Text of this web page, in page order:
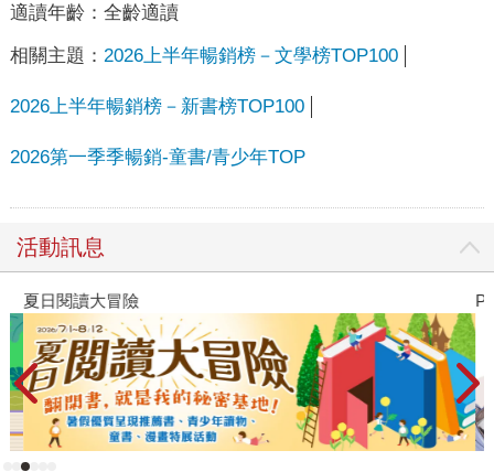
適讀年齡： 全齡適讀
相關主題： 2026上半年暢銷榜－文學榜TOP100
2026上半年暢銷榜－新書榜TOP100
2026第一季季暢銷-童書/青少年TOP
活動訊息
夏日閱讀大冒險